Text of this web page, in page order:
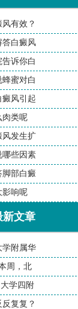
有效？
答白癜风
诉你白
蜜对白
风引起
肉类呢
风发生扩
哪些因素
部白癜
影响呢
新文章
学附属华
周，北
学四附
复复？